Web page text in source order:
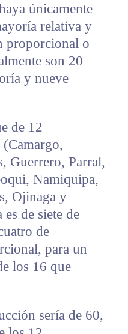
únicamente
relativa y
proporcional o
son 20
y nueve
de 12
Guerrero, Parral,
Namiquipa,
Ojinaga y
de siete de
de
para un
los 16 que
sería de 60,